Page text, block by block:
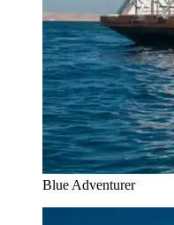
Blue Adventurer